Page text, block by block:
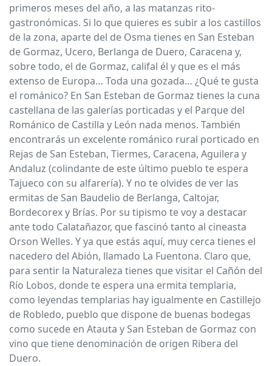
primeros meses del año, a las matanzas rito-
gastronómicas. Si lo que quieres es subir a los castillos
de la zona, aparte del de Osma tienes en San Esteban
de Gormaz, Ucero, Berlanga de Duero, Caracena y,
sobre todo, el de Gormaz, califal él y que es el más
extenso de Europa… Toda una gozada… ¿Qué te gusta
el románico? En San Esteban de Gormaz tienes la cuna
castellana de las galerías porticadas y el Parque del
Románico de Castilla y León nada menos. También
encontrarás un excelente románico rural porticado en
Rejas de San Esteban, Tiermes, Caracena, Aguilera y
Andaluz (colindante de este último pueblo te espera
Tajueco con su alfarería). Y no te olvides de ver las
ermitas de San Baudelio de Berlanga, Caltojar,
Bordecorex y Brías. Por su tipismo te voy a destacar
ante todo Calatañazor, que fascinó tanto al cineasta
Orson Welles. Y ya que estás aquí, muy cerca tienes el
nacedero del Abión, llamado La Fuentona. Claro que,
para sentir la Naturaleza tienes que visitar el Cañón del
Río Lobos, donde te espera una ermita templaria,
como leyendas templarias hay igualmente en Castillejo
de Robledo, pueblo que dispone de buenas bodegas
como sucede en Atauta y San Esteban de Gormaz con
vino que tiene denominación de origen Ribera del
Duero.